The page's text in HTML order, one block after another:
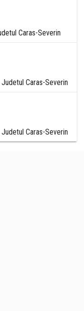
Caras-Severin
Caras-Severin
Caras-Severin